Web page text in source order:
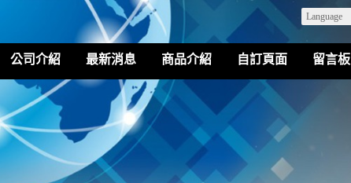
Language
公司介紹 最新消息 商品介紹 自訂頁面 留言板